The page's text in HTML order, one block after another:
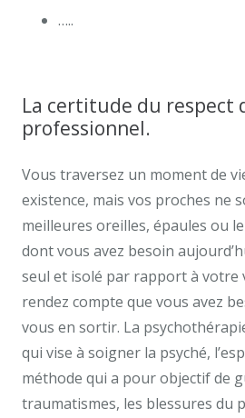
…..
La certitude du respect
professionnel.
Vous traversez un moment de
existence, mais vos proches ne
meilleures oreilles, épaules ou
dont vous avez besoin
seul et isolé par rapport à votre
rendez compte que vous avez
vous en sortir. La
qui vise à soigner la psyché,
méthode qui a pour objectif de
traumatismes, les blessures du